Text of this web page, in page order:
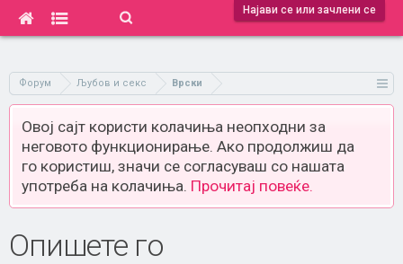
Најави се или зачлени се
Форум Љубов и секс Врски
Овој сајт користи колачиња неопходни за
неговото функционирање. Ако продолжиш да
го користиш, значи се согласуваш со нашата
употреба на колачиња. Прочитај повеќе.
Опишете го